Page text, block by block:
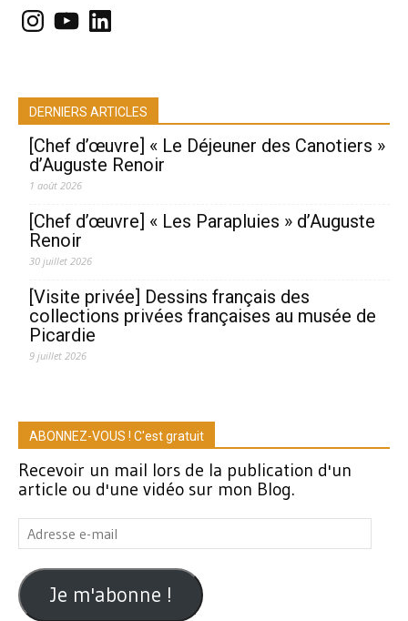
Instagram
YouTubeLinkedIn
DERNIERS ARTICLES
[Chef d’œuvre] « Le Déjeuner des Canotiers »
d’Auguste Renoir
1 août 2026
[Chef d’œuvre] « Les Parapluies » d’Auguste
Renoir
30 juillet 2026
[Visite privée] Dessins français des
collections privées françaises au musée de
Picardie
9 juillet 2026
ABONNEZ-VOUS ! C'est gratuit
Recevoir un mail lors de la publication d'un
article ou d'une vidéo sur mon Blog.
Adresse
e-
mail
Je m'abonne !